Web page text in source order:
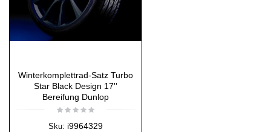
Winterkomplettrad-Satz Turbo
Star Black Design 17''
Bereifung Dunlop
Sku: i9964329